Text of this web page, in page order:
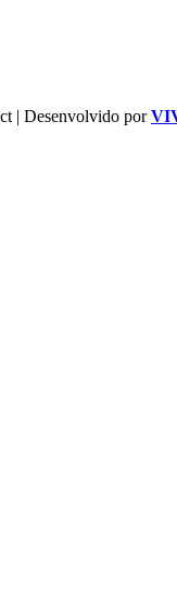
| Desenvolvido por